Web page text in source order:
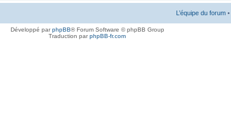
L’équipe du forum •
Développé parphpBB® Forum Software © phpBB Group
Traduction parphpBB-fr.com